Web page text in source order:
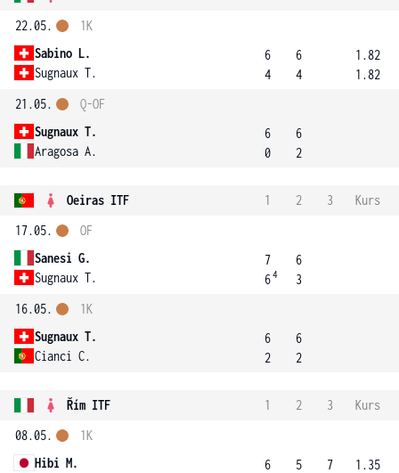
22.05.
Sabino L.
Sugnaux T.
1K
6
4
6
4
1.82
1.82
21.05.
Sugnaux T.
Aragosa A.
Q-OF
6
0
6
2
Oeiras ITF 1 2 3
Kurs
17.05.
Sanesi G.
Sugnaux T.
OF
7
64
6
3
16.05.
Sugnaux T.
Cianci C.
1K
6
2
6
2
Řím ITF 1 2 3
Kurs
08.05.
Hibi M.
1K
6
5
7
1.35